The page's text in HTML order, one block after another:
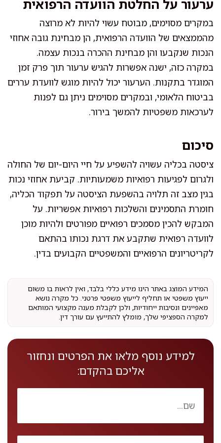
ערעור על החלטת הוועדה הרפואית
במקרים מסוימים, מבוטח עשוי להיות לא מרוצה
מהממצאים של הוועדה הרפואית, הן מבחינת גובה אחוזי
הנכות שנקבעו והן מבחינת ההכרה בנכות עצמה.
במקרה כזה, ישנה אפשרות להגיש ערעור תוך פרק זמן
המוגדר בתקנות. הערעור יכול להיות מוגש לוועדת עררים
בביטוח הלאומי, ובמקרים מסוימים ניתן גם לפנות
לערכאות משפטיות להמשך בירור.
סיכום
ציסטה בכליה עשויה להשפיע על חיי היום-יום של החולה
ולגרום לפגיעות רפואיות משמעותיות. קביעת אחוזי נכות
בגין מצב זה תלויה בהשפעת הציסטה על תפקוד הכליה,
חומרת התסמינים והשלכות רפואיות אפשריות. על
המבקש להכין מסמכים רפואיים מפורטים ולהיות מוכן
לוועדה רפואית שתקבע את דרגת נכותו בהתאם
לקריטריונים הרפואיים והמשפטיים הקבועים בדין.
המידע המוצג באתר הינו מידע כללי בלבד, ואין לראות בו משום
ייעוץ משפטי או תחליף לייעוץ משפטי פרטני. כל מקרה נושא
מאפיינים ונסיבות ייחודיות, ולכן לקבלת מענה מקצועי המותאם
למקרה הספציפי שלך, מומלץ להתייעץ עם עורך דין.
למידע נוסף מלאו את הפרטים ונחזור
אליכם בהקדם: